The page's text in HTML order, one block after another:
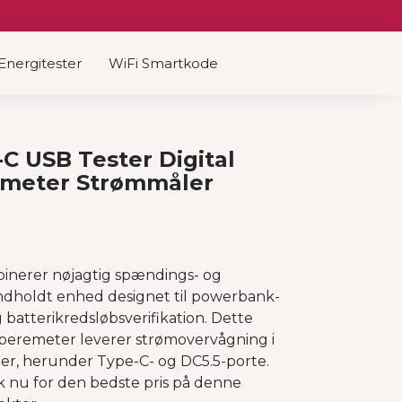
WiFi Smartkode
USB Tester Digital
Strømmåler
nøjagtig spændings- og
enhed designet til powerbank-
Dette
leverer strømovervågning i
herunder Type-C- og DC5.5-porte.
for den bedste pris på denne